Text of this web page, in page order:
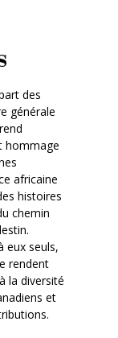
des
générale
hommage
africaine
histoires
chemin
eux seuls,
rendent
la diversité
et